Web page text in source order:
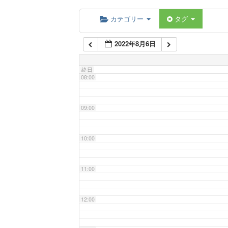
カテゴリー タグ
2022年8月6日
終日
07:00
08:00
09:00
10:00
11:00
12:00